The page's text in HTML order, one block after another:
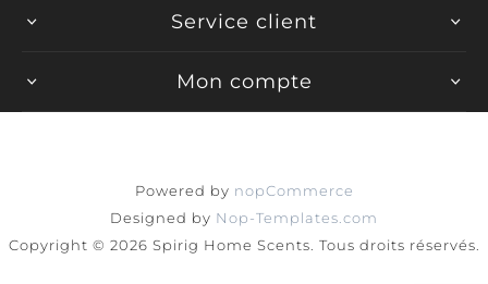
Service client
Mon compte
Powered by nopCommerce
Designed by Nop-Templates.com
Copyright © 2026 Spirig Home Scents. Tous droits réservés.